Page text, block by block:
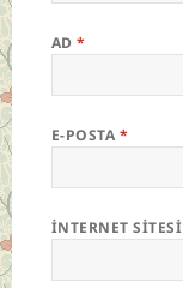
AD*
E-POSTA *
İNTERNET SITESI